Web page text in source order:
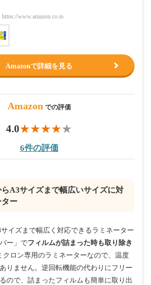
https://www.amazon.co.jp
Amazonで詳細を見る
Amazon での評価
4.0
6件の評価
A3サイズまで幅広いサイズに対
ター
イズまで幅広く対応できるラミネーター
ー」でフィルムが詰まった時も取り除き
クロン専用のラミネーターなので、温度
りません。逆回転機能の代わりにフリー
ので、詰まったフィルムも簡単に取り出